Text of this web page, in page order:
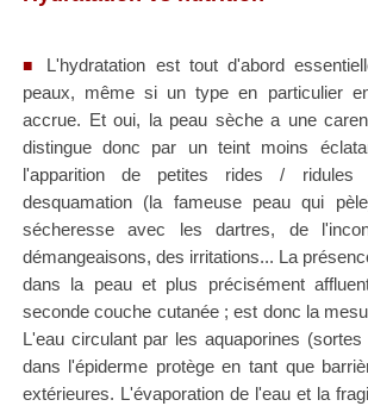
■ L'hydratation est tout d'abord
peaux, même si un type en particulier
accrue. Et oui, la peau sèche a une
distingue donc par un teint moins
l'apparition de petites rides / ridules
desquamation (la fameuse peau qui
sécheresse avec les dartres, de
démangeaisons, des irritations... La
dans la peau et plus précisément
seconde couche cutanée ; est donc la
L'eau circulant par les aquaporines
dans l'épiderme protège en tant que
extérieures. L'évaporation de l'eau et la